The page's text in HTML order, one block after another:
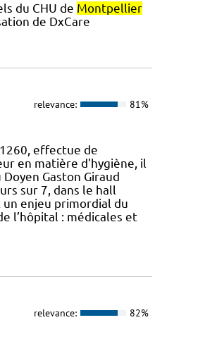
du CHU de Montpellier
de DxCare
relevance: 81%
effectue de
en matière d'hygiène, il
Gaston Giraud
sur 7, dans le hall
un enjeu primordial du
l’hôpital : médicales et
relevance: 82%